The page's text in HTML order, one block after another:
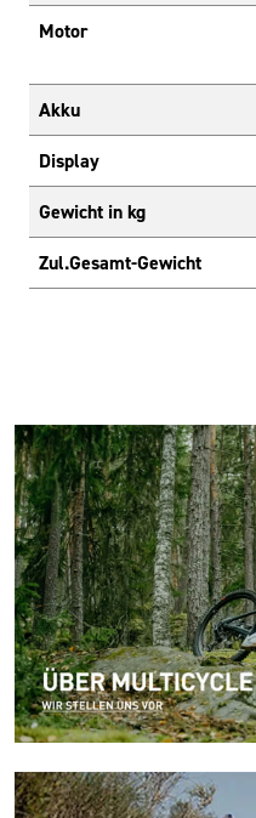
Motor
Akku
Display
Gewicht in kg
Zul.Gesamt-Gewicht